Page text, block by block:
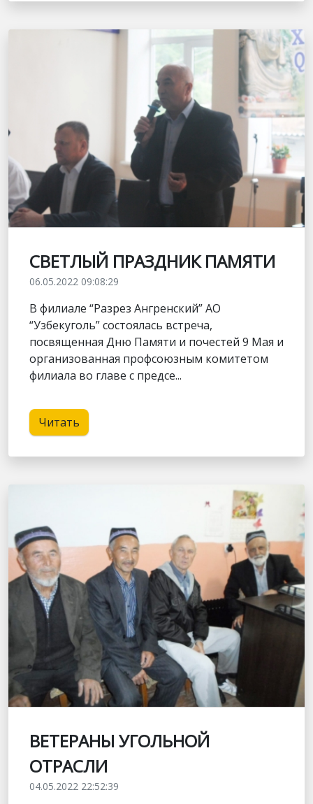
СВЕТЛЫЙ ПРАЗДНИК ПАМЯТИ
06.05.2022 09:08:29
В филиале “Разрез Ангренский” АО
“Узбекуголь” состоялась встреча,
посвященная Дню Памяти и почестей 9 Мая и
организованная профсоюзным комитетом
филиала во главе с предсе...
Читать
ВЕТЕРАНЫ УГОЛЬНОЙ
ОТРАСЛИ
04.05.2022 22:52:39